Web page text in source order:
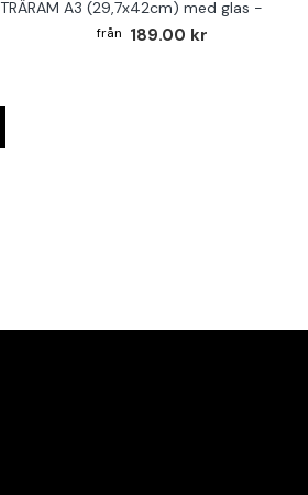
TRÄRAM A3 (29,7x42cm) med glas -
189.00 kr